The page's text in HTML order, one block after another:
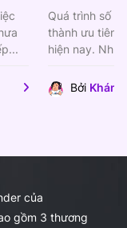
Quá trình số
thành ưu tiên
hiện nay.
Bởi
của
gồm 3 thương